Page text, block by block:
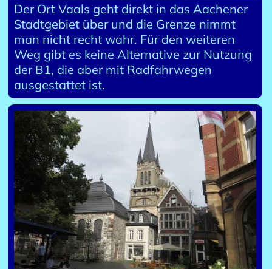
Der Ort Vaals geht direkt in das Aachener
Stadtgebiet über und die Grenze nimmt
man nicht recht wahr. Für den weiteren
Weg gibt es keine Alternative zur Nutzung
der B1, die aber mit Radfahrwegen
ausgestattet ist.